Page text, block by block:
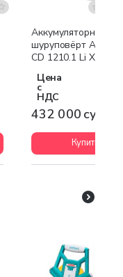
Аккумуляторная
шуруповёрт
CD 1210.1 Li X2
Цена
с
НДС
432 000 сум
Купить